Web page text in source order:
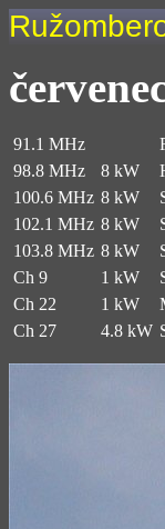
91.1 MHz
98.8 MHz
8 kW
100.6 MHz 8 kW
102.1 MHz 8 kW
103.8 MHz 8 kW
Ch 9
1 kW
Ch 22
1 kW
Ch 27
4.8 kW